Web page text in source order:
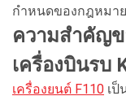
กำหนดของกฎหมา
ความสำคัญข
เครื่องบินรบ
เครื่องยนต์ F110 เ